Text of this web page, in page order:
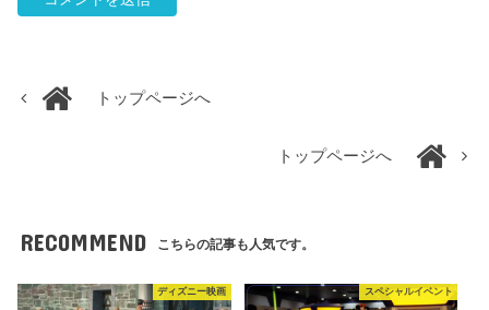
トップページへ
トップページへ
RECOMMEND こちらの記事も人気です。
ディズニー映画 スペシャルイベント